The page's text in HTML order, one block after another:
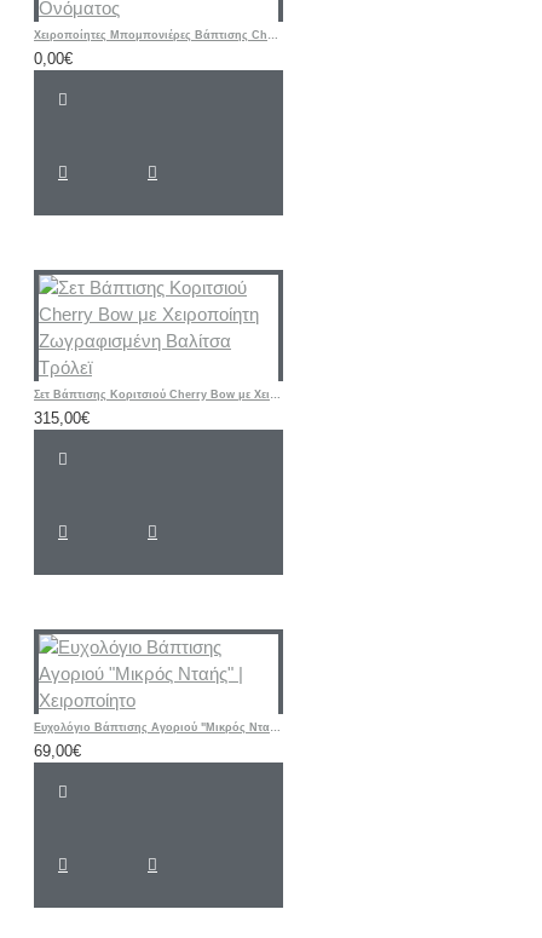
Χειροποίητες Μπομπονιέρες Βάπτισης Cherry – Υφασμάτινα Πορτοφολάκια με Αρχικό Ονόματος
0,00€
Σετ Βάπτισης Κοριτσιού Cherry Bow με Χειροποίητη Ζωγραφισμένη Βαλίτσα Τρόλεϊ
315,00€
Ευχολόγιο Βάπτισης Αγοριού "Μικρός Νταής" | Χειροποίητο
69,00€